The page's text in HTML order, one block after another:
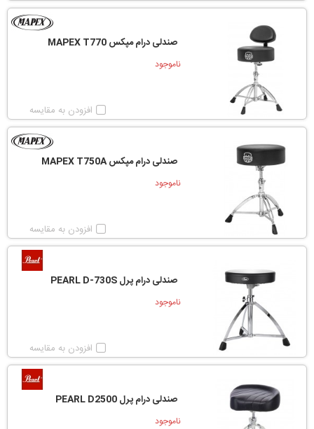
صندلی درام مپکس MAPEX T770
ناموجود
افزودن به مقایسه
صندلی درام مپکس MAPEX T750A
ناموجود
افزودن به مقایسه
صندلی درام پرل PEARL D-730S
ناموجود
افزودن به مقایسه
صندلی درام پرل PEARL D2500
ناموجود